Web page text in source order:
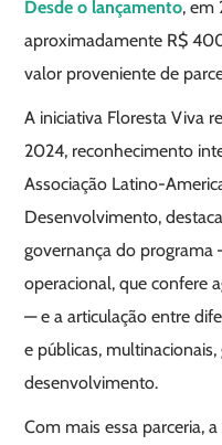
Desde o lançamento, em
aproximadamente R$
valor proveniente de
A iniciativa Floresta Viva
2024, reconhecimento
Associação Latino-
Desenvolvimento,
governança do programa
operacional, que confere
— e a articulação entre
e públicas,
desenvolvimento.
Com mais essa parceria,